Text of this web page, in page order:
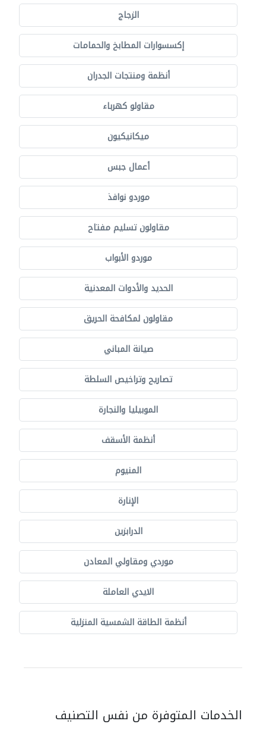
الزجاج
إكسسوارات المطابخ والحمامات
أنظمة ومنتجات الجدران
مقاولو كهرباء
ميكانيكيون
أعمال جبس
موردو نوافذ
مقاولون تسليم مفتاح
موردو الأبواب
الحديد والأدوات المعدنية
مقاولون لمكافحة الحريق
صيانة المباني
تصاريح وتراخيص السلطة
الموبيليا والنجارة
أنظمة الأسقف
المنيوم
الإنارة
الدرابزين
موردي ومقاولي المعادن
الايدي العاملة
أنظمة الطاقة الشمسية المنزلية
الخدمات المتوفرة من نفس التصنيف